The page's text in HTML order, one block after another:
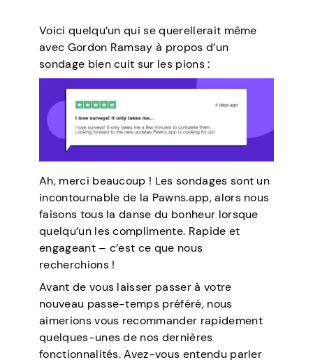
Voici quelqu’un qui se querellerait même
avec Gordon Ramsay à propos d’un
sondage bien cuit sur les pions :
Ah, merci beaucoup ! Les sondages sont un
incontournable de la Pawns.app, alors nous
faisons tous la danse du bonheur lorsque
quelqu’un les complimente. Rapide et
engageant – c’est ce que nous
recherchions !
Avant de vous laisser passer à votre
nouveau passe-temps préféré, nous
aimerions vous recommander rapidement
quelques-unes de nos dernières
fonctionnalités. Avez-vous entendu parler